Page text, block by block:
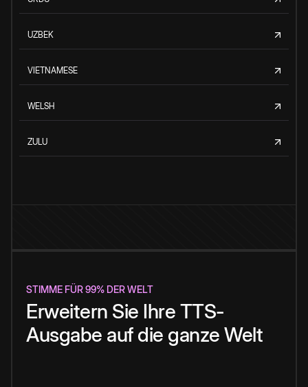
UZBEK
VIETNAMESE
WELSH
ZULU
STIMME FÜR 99% DER WELT
Erweitern Sie Ihre TTS-
Ausgabe auf die ganze Welt